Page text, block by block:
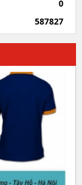
0
587827